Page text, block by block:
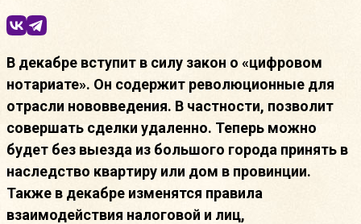
В декабре вступит в силу закон о «цифровом
нотариате». Он содержит революционные для
отрасли нововведения. В частности, позволит
совершать сделки удаленно. Теперь можно
будет без выезда из большого города принять в
наследство квартиру или дом в провинции.
Также в декабре изменятся правила
взаимодействия налоговой и лиц,